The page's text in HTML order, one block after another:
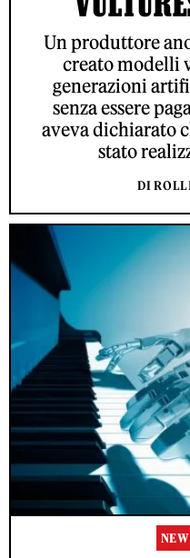
Un produttore
creato modelli
generazioni
senza essere
aveva dichiarato
stato
DI